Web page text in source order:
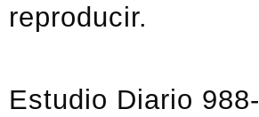
reproducir.
Estudio Diario 988-